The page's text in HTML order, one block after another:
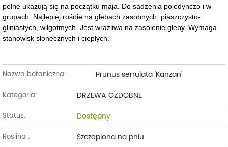
pełne ukazują się na początku maja. Do sadzenia pojedynczo i w
grupach. Najlepiej rośnie na glebach zasobnych, piaszczysto-
gliniastych, wilgotmych. Jest wrażliwa na zasolenie gleby. Wymaga
stanowisk słonecznych i ciepłych.
Nazwa botaniczna: Prunus serrulata 'Kanzan'
Kategoria: DRZEWA OZDOBNE
Status: Dostępny
Roślina : Szczepiona na pniu